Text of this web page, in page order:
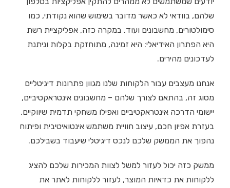
שלהם, בוודאי לא כאשר מדובר בשימוש שהוא נקודתי, כמו
סימולטורים, מחשבונים ועוד. במקרה כזה, אפליקציית רשת
היא הפתרון האידיאלי: היא זמינה, מתוחזקת בקלות וניתנת
לעדכונים מהירים.
אנחנו מעצבים עבור הלקוחות שלנו מגוון פתרונות דיגיטליים
מסוג זה, בהתאם לצורך שלהם – מחשבונים אינטראקטיביים,
יישומי הדרכה אינטראקטיביים ואפילו משחקי תדמית שיווקיים.
בעזרת אפיון חכם, עיצוב חוויית משתמש אינטואיטיבית ופיתוח
נהפוך את הממשק שלכם לנכס דיגיטלי שיעבוד בשבילכם.
ממשק כזה יכול לעזור למשל לצוות המכירות שלכם להציג
ללקוחות את כדאיות המוצר, לעזור ללקוחות לאתר את